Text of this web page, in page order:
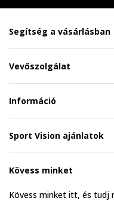
Segítség a vásárlásban
Vevőszolgálat
Információ
Sport Vision ajánlatok
Kövess minket
Kövess minket itt, és tudj